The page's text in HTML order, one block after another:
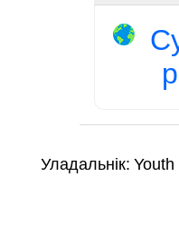
Уладальнік: